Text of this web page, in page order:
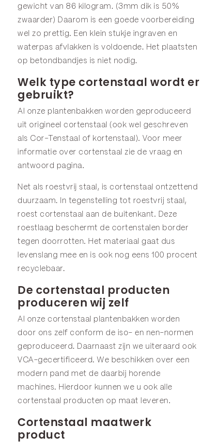
gewicht van 86 kilogram. (3mm dik is 50%
zwaarder) Daarom is een goede voorbereiding
wel zo prettig. Een klein stukje ingraven en
waterpas afvlakken is voldoende. Het plaatsten
op betondbandjes is niet nodig.
Welk type cortenstaal wordt er
gebruikt?
Al onze plantenbakken worden geproduceerd
uit origineel cortenstaal (ook wel geschreven
als Cor-Tenstaal of kortenstaal). Voor meer
informatie over cortenstaal zie de vraag en
antwoord pagina.
Net als roestvrij staal, is cortenstaal ontzettend
duurzaam. In tegenstelling tot roestvrij staal,
roest cortenstaal aan de buitenkant. Deze
roestlaag beschermt de cortenstalen border
tegen doorrotten. Het materiaal gaat dus
levenslang mee en is ook nog eens 100 procent
recyclebaar.
De cortenstaal producten
produceren wij zelf
Al onze cortenstaal plantenbakken worden
door ons zelf conform de iso- en nen-normen
geproduceerd. Daarnaast zijn we uiteraard ook
VCA-gecertificeerd. We beschikken over een
modern pand met de daarbij horende
machines. Hierdoor kunnen we u ook alle
cortenstaal producten op maat leveren.
Cortenstaal maatwerk
product